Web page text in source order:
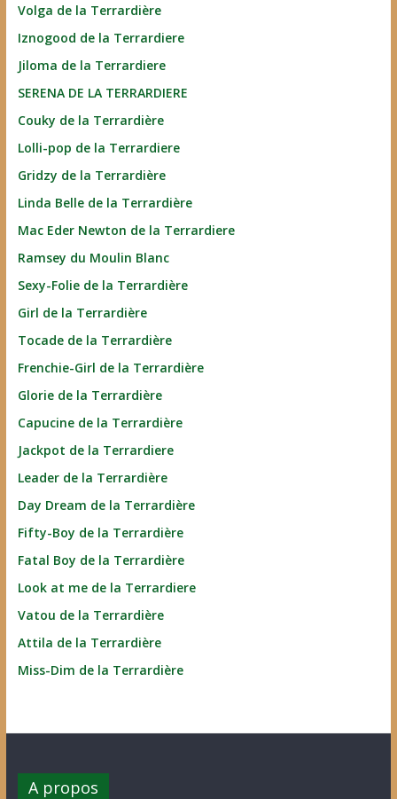
Volga de la Terrardière
Iznogood de la Terrardiere
Jiloma de la Terrardiere
SERENA DE LA TERRARDIERE
Couky de la Terrardière
Lolli-pop de la Terrardiere
Gridzy de la Terrardière
Linda Belle de la Terrardière
Mac Eder Newton de la Terrardiere
Ramsey du Moulin Blanc
Sexy-Folie de la Terrardière
Girl de la Terrardière
Tocade de la Terrardière
Frenchie-Girl de la Terrardière
Glorie de la Terrardière
Capucine de la Terrardière
Jackpot de la Terrardiere
Leader de la Terrardière
Day Dream de la Terrardière
Fifty-Boy de la Terrardière
Fatal Boy de la Terrardière
Look at me de la Terrardiere
Vatou de la Terrardière
Attila de la Terrardière
Miss-Dim de la Terrardière
A propos